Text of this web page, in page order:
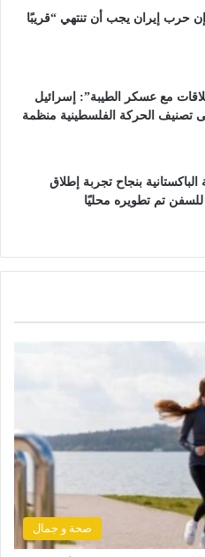
حرب إيران يجب أن تنتهي “قريبًا
مع عسكر الطيبة”: إسرائيل
تصنيف الحركة الفلسطينية منظمة
الباكستانية بنجاح تجربة إطلاق
تم تطويره محليًا
صحة و جمال